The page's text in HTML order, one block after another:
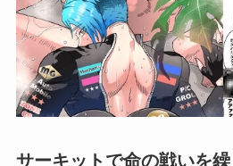
サーキットで命の戦いを